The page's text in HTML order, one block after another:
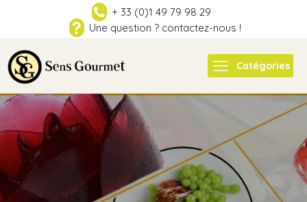
+ 33 (0)1 49 79 98 29
Une question ? contactez-nous !
Catégories